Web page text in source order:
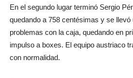
En el segundo lugar terminó Sergio
quedando a 758 centésimas y se
problemas con la caja, quedando en
impulso a boxes. El equipo austriaco
con normalidad.